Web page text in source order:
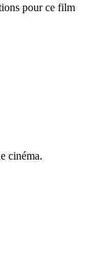
pour ce film
cinéma.